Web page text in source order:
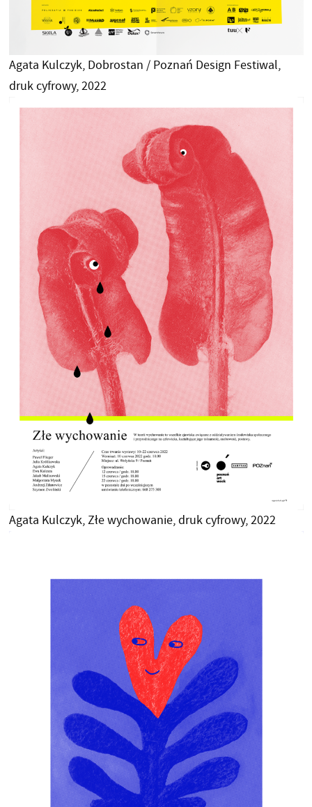
Agata Kulczyk, Dobrostan / Poznań Design Festiwal,
druk cyfrowy, 2022
Agata Kulczyk, Złe wychowanie, druk cyfrowy, 2022